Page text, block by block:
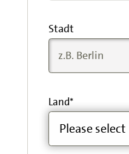
Stadt
Land*